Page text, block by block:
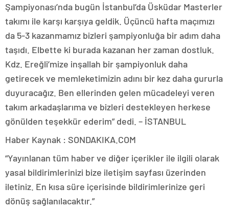
Şampiyonası’nda bugün İstanbul’da Üsküdar Masterler
takımı ile karşı karşıya geldik. Üçüncü hafta maçımızı
da 5-3 kazanmamız bizleri şampiyonluğa bir adım daha
taşıdı. Elbette ki burada kazanan her zaman dostluk.
Kdz. Ereğli’mize inşallah bir şampiyonluk daha
getirecek ve memleketimizin adını bir kez daha gururla
duyuracağız. Ben ellerinden gelen mücadeleyi veren
takım arkadaşlarıma ve bizleri destekleyen herkese
gönülden teşekkür ederim” dedi. – İSTANBUL
Haber Kaynak : SONDAKIKA.COM
“Yayınlanan tüm haber ve diğer içerikler ile ilgili olarak
yasal bildirimlerinizi bize iletişim sayfası üzerinden
iletiniz. En kısa süre içerisinde bildirimlerinize geri
dönüş sağlanılacaktır.”